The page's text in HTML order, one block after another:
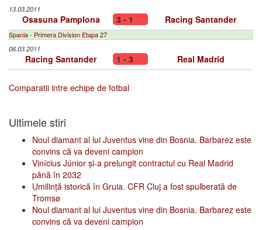
13.03.2011
Osasuna Pamplona 3 - 1 Racing Santander
Spania - Primera Division Etapa 27
06.03.2011
Racing Santander 1 - 3 Real Madrid
Comparatii intre echipe de fotbal
Ultimele stiri
Noul diamant al lui Juventus vine din Bosnia. Barbarez este
convins că va deveni campion
Vinícius Júnior și-a prelungit contractul cu Real Madrid
până în 2032
Umilință istorică în Gruia. CFR Cluj a fost spulberată de
Tromsø
Noul diamant al lui Juventus vine din Bosnia. Barbarez este
convins că va deveni campion